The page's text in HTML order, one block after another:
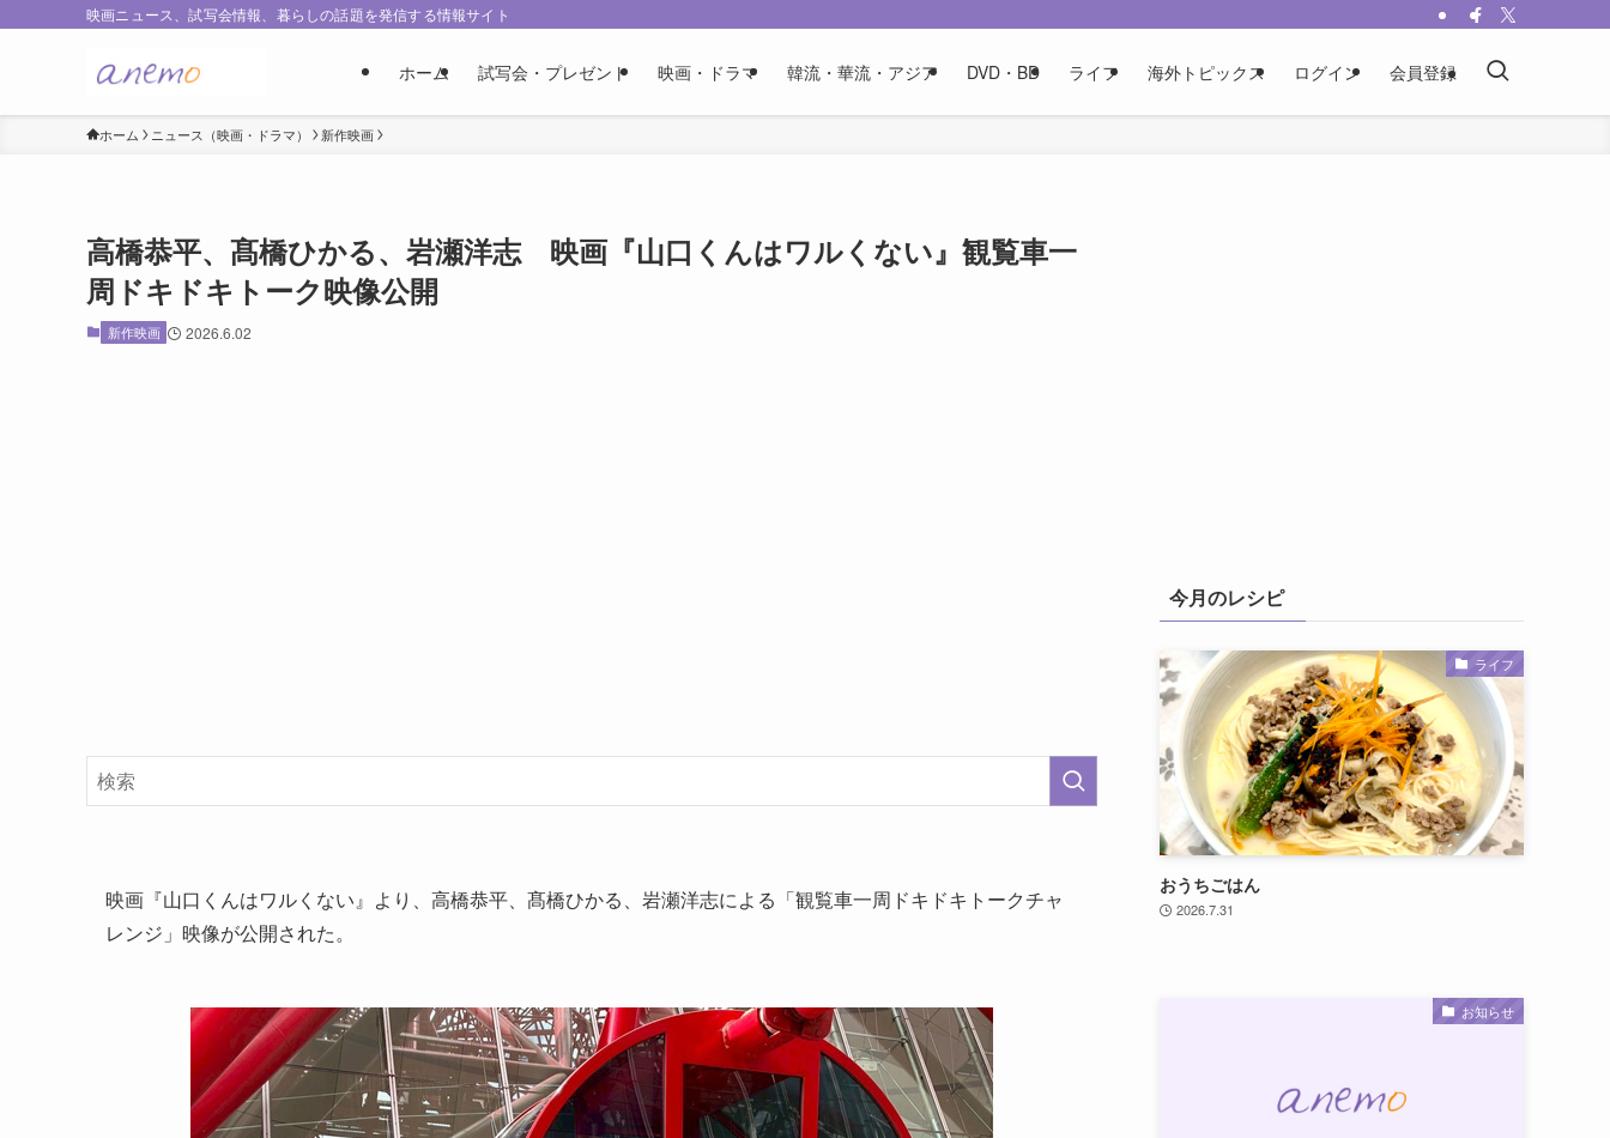
映画ニュース、試写会情報、暮らしの話題を発信する情報サイト
ホーム 試写会・プレゼント 映画・ドラマ 韓流・華流・アジア DVD・BD ライフ 海外トピックス ログイン 会員登録
ホーム ニュース（映画・ドラマ） 新作映画
高橋恭平、髙橋ひかる、岩瀬洋志 映画『山口くんはワルくない』観覧車一
周ドキドキトーク映像公開
新作映画 2026.6.02
映画『山口くんはワルくない』より、高橋恭平、髙橋ひかる、岩瀬洋志による「観覧車一周ドキドキトークチャ
レンジ」映像が公開された。
今月のレシピ
ライフ
おうちごはん
2026.7.31
お知らせ